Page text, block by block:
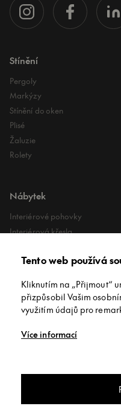
Stínění
Pergoly
Markýzy
Stínění do oken
Plisé
Žaluzie
Rolety
Nábytek
Interiérové pohovky
Interiérová křesla
Lehátka
Exteriérové pufy
O společnosti
Tento web používá
Kliknutím na „Přijmout“
přizpůsobil Vašim
využitím údajů pro
Více informací